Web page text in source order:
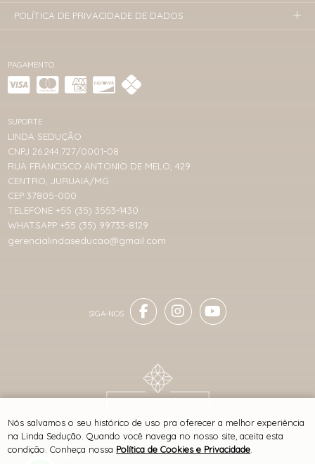
PAGAMENTO
SITE 100% SEGURO PLATAFORMA B2B
SUPORTE
LINDA SEDUÇÃO
CNPJ 26.244.727/0001-08
RUA FRANCISCO ANTONIO DE MELO, 429
CENTRO, JURUAIA/MG
CEP 37805-000
TELEFONE +55 (35) 3553-1430
WHATSAPP +55 (35) 99733-8129
gerencialindaseducao@gmail.com
POLÍTICA DE PRIVACIDADE DE DADOS
® TODOS DIREITOS RESERVADOS
Nós salvamos o seu histórico de uso pra oferecer a melhor experiência
na Linda Sedução. Quando você navega no nosso site, aceita esta
condição. Conheça nossa Política de Cookies e Privacidade